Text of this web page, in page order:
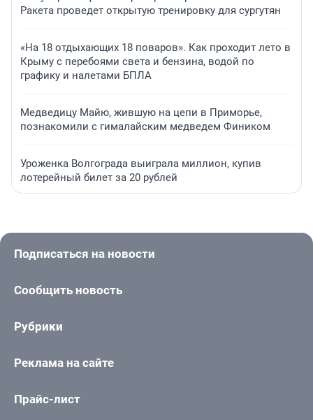
Ракета проведет открытую тренировку для сургутян
«На 18 отдыхающих 18 поваров». Как проходит лето в
Крыму с перебоями света и бензина, водой по
графику и налетами БПЛА
Медведицу Майю, жившую на цепи в Приморье,
познакомили с гималайским медведем Фиником
Уроженка Волгограда выиграла миллион, купив
лотерейный билет за 20 рублей
Подписаться на новости
Сообщить новость
Рубрики
Реклама на сайте
Прайс-лист